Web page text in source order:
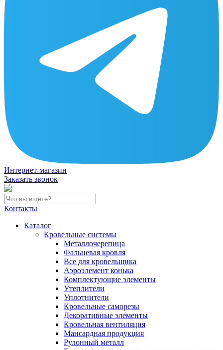
Интернет-магазин
Заказать звонок
Контакты
Каталог
Кровельные системы
Металлочерепица
Фальцевая кровля
Все для кровельщика
Аэроэлемент конька
Комплектующие элементы
Утеплители
Уплотнители
Кровельные саморезы
Декоративные элементы
Кровельная вентиляция
Мансардная продукция
Рулонный металл